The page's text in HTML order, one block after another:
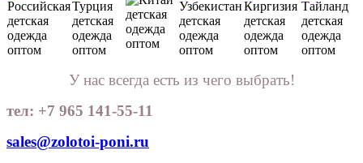
У нас всегда есть из чего выбрать!
тел: +7 965 141-55-11
sales@zolotoi-poni.ru